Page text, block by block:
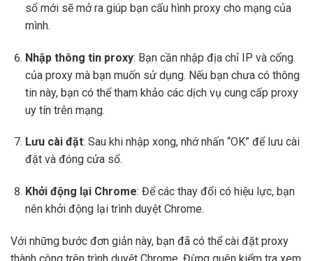
sổ mới sẽ mở ra giúp bạn cấu hình proxy cho mạng của
mình.
Nhập thông tin proxy: Bạn cần nhập địa chỉ IP và cổng
của proxy mà bạn muốn sử dụng. Nếu bạn chưa có thông
tin này, bạn có thể tham khảo các dịch vụ cung cấp proxy
uy tín trên mạng.
Lưu cài đặt: Sau khi nhập xong, nhớ nhấn “OK” để lưu cài
đặt và đóng cửa sổ.
Khởi động lại Chrome: Để các thay đổi có hiệu lực, bạn
nên khởi động lại trình duyệt Chrome.
Với những bước đơn giản này, bạn đã có thể cài đặt proxy